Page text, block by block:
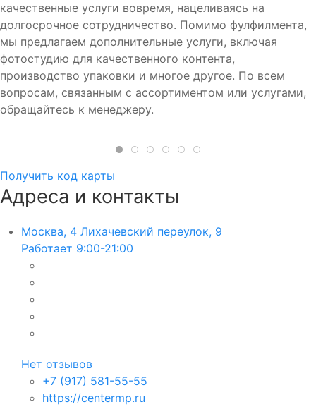
качественные услуги вовремя, нацеливаясь на
долгосрочное сотрудничество. Помимо фулфилмента,
мы предлагаем дополнительные услуги, включая
фотостудию для качественного контента,
производство упаковки и многое другое. По всем
вопросам, связанным с ассортиментом или услугами,
обращайтесь к менеджеру.
Получить код карты
Адреса и контакты
Москва, 4 Лихачевский переулок, 9
Работает 9:00-21:00
Нет отзывов
+7 (917) 581-55-55
https://centermp.ru